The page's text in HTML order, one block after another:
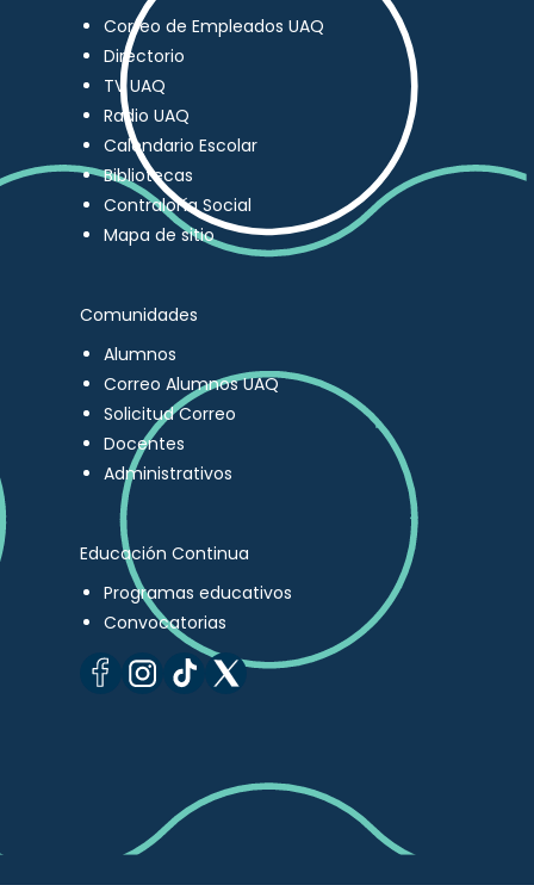
Correo de Empleados UAQ
Directorio
TV UAQ
Radio UAQ
Calendario Escolar
Bibliotecas
Contraloría Social
Mapa de sitio
Comunidades
Alumnos
Correo Alumnos UAQ
Solicitud Correo
Docentes
Administrativos
Educación Continua
Programas educativos
Convocatorias